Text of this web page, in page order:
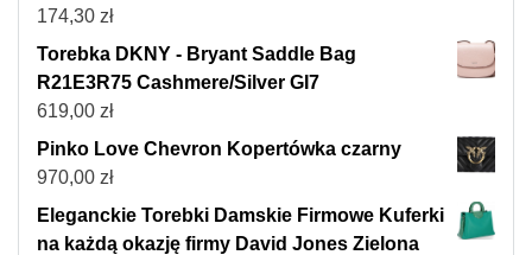
174,30 zł
Torebka DKNY - Bryant Saddle Bag
R21E3R75 Cashmere/Silver GI7
619,00 zł
Pinko Love Chevron Kopertówka czarny
970,00 zł
Eleganckie Torebki Damskie Firmowe Kuferki
na każdą okazję firmy David Jones Zielona